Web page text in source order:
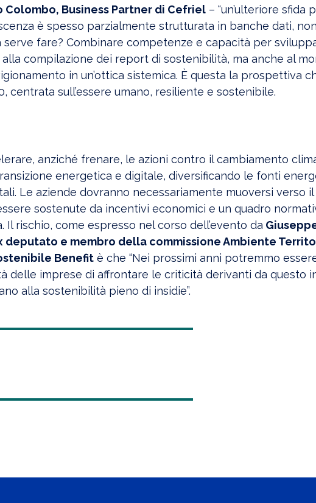
Colombo, Business Partner di Cefriel – “un’ulteriore sfida
è spesso parzialmente strutturata in banche dati, non
fare? Combinare competenze e capacità per
compilazione dei report di sostenibilità, ma anche al
in un’ottica sistemica. È questa la prospettiva
centrata sull’essere umano, resiliente e sostenibile.
anziché frenare, le azioni contro il cambiamento
energetica e digitale, diversificando le fonti
Le aziende dovranno necessariamente muoversi verso
sostenute da incentivi economici e un quadro
Il rischio, come espresso nel corso dell’evento da
deputato e membro della commissione Ambiente
Benefit è che “Nei prossimi anni potremmo
delle imprese di affrontare le criticità derivanti da questo
alla sostenibilità pieno di insidie”.